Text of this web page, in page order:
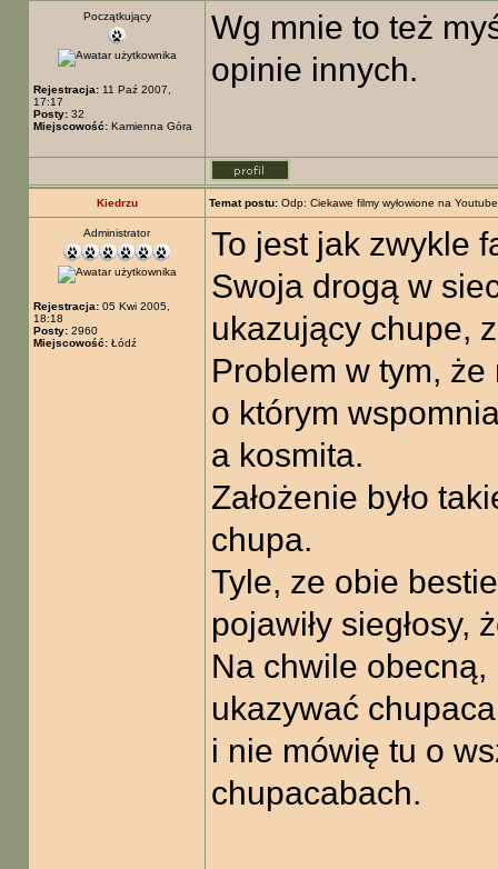
Początkujący
Rejestracja: 11 Paź 2007,
17:17
Posty: 32
Miejscowość: Kamienna Góra
Wg mnie to też
opinie innych.
Kiedrzu Temat postu: Odp: Ciekawe filmy wyłowione na Youtube
Administrator
Rejestracja: 05 Kwi 2005,
18:18
Posty: 2960
Miejscowość: Łódź
To jest jak zwykle
Swoja drogą w
ukazujący chupe,
Problem w tym,
o którym
a kosmita.
Założenie było
chupa.
Tyle, ze obie
pojawiły
Na chwile
ukazywać
i nie mówię tu o
chupacabach.